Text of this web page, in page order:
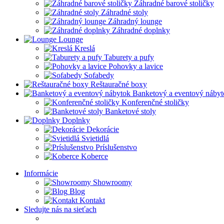
Záhradné barové stoličky
Záhradné stoly
Záhradný lounge
Záhradné doplnky
Lounge
Kreslá
Taburety a pufy
Pohovky a lavice
Sofabedy
Reštauračné boxy
Banketový a eventový
Konferenčné stoličky
Banketové stoly
Doplnky
Dekorácie
Svietidlá
Príslušenstvo
Koberce
Informácie
Showroomy
Blog
Kontakt
Sledujte nás na sieťach